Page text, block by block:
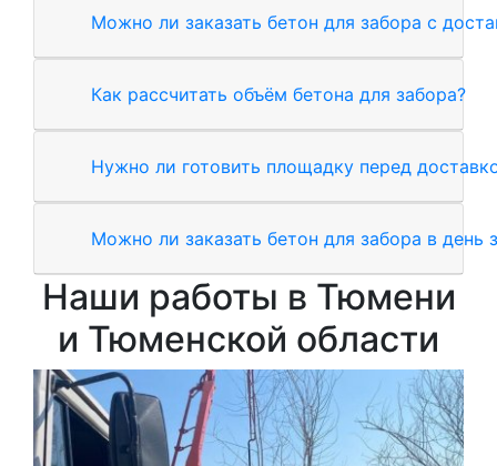
Можно ли заказать бетон для забора с
Как рассчитать объём бетона для забора?
Нужно ли готовить площадку перед
Можно ли заказать бетон для забора в день
Наши работы в Тюмени
и Тюменской области